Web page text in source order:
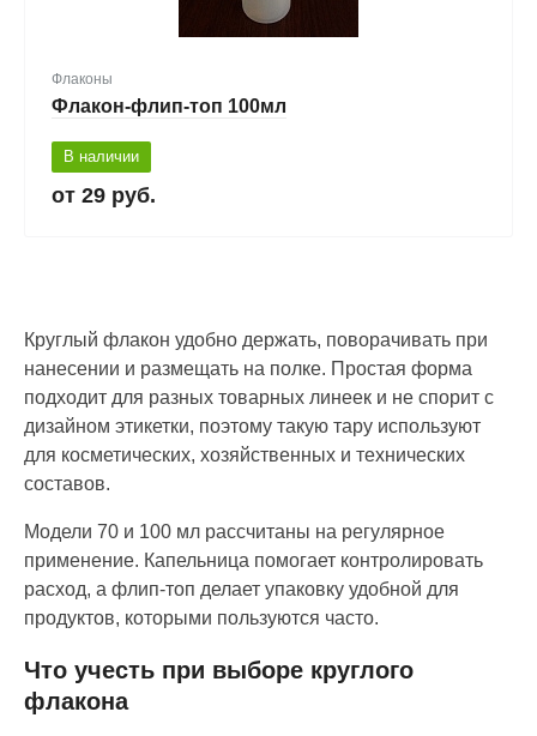
Флаконы
Флакон-флип-топ 100мл
В наличии
29 руб.
Круглый флакон удобно держать, поворачивать при
нанесении и размещать на полке. Простая форма
подходит для разных товарных линеек и не спорит с
дизайном этикетки, поэтому такую тару используют
для косметических, хозяйственных и технических
составов.
Модели 70 и 100 мл рассчитаны на регулярное
применение. Капельница помогает контролировать
расход, а флип-топ делает упаковку удобной для
продуктов, которыми пользуются часто.
Что учесть при выборе круглого
флакона